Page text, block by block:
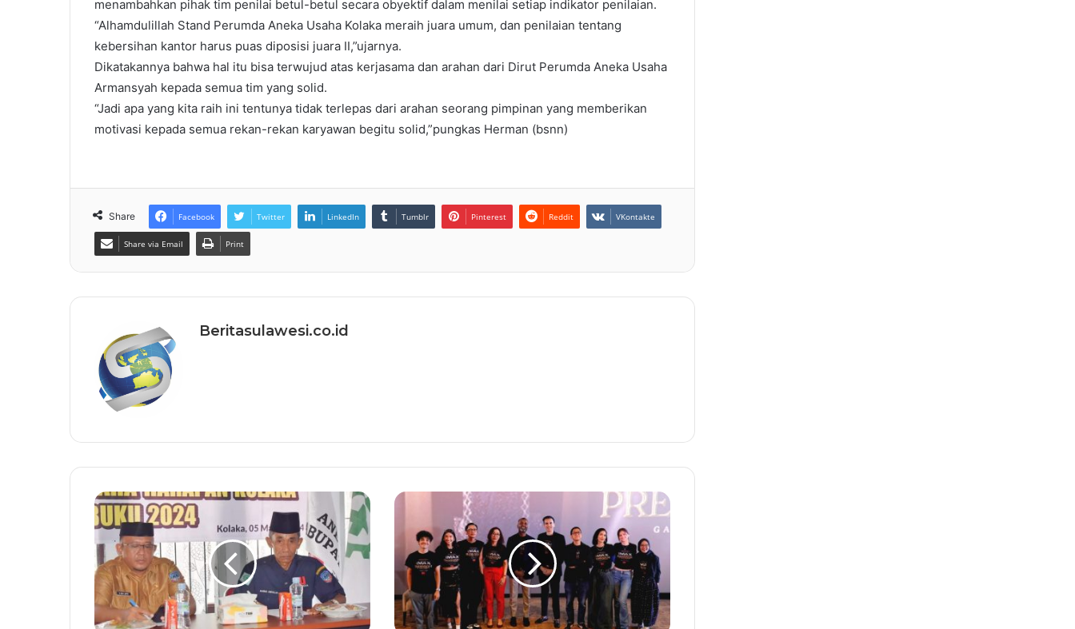
menambahkan pihak tim penilai betul-betul secara obyektif dalam menilai setiap indikator penilaian.
“Alhamdulillah Stand Perumda Aneka Usaha Kolaka meraih juara umum, dan penilaian tentang
kebersihan kantor harus puas diposisi juara II,”ujarnya.
Dikatakannya bahwa hal itu bisa terwujud atas kerjasama dan arahan dari Dirut Perumda Aneka Usaha
Armansyah kepada semua tim yang solid.
“Jadi apa yang kita raih ini tentunya tidak terlepas dari arahan seorang pimpinan yang memberikan
motivasi kepada semua rekan-rekan karyawan begitu solid,”pungkas Herman (bsnn)
Share Facebook Twitter LinkedIn Tumblr Pinterest Reddit VKontakte
Share via Email Print
Beritasulawesi.co.id